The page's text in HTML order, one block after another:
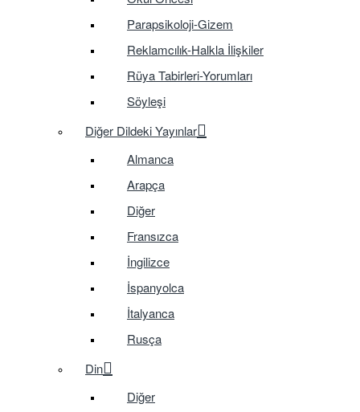
Parapsikoloji-Gizem
Reklamcılık-Halkla İlişkiler
Rüya Tabirleri-Yorumları
Söyleşi
Diğer Dildeki Yayınlar
Almanca
Arapça
Diğer
Fransızca
İngilizce
İspanyolca
İtalyanca
Rusça
Din
Diğer